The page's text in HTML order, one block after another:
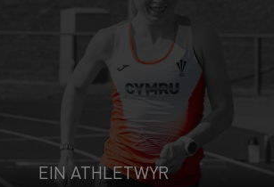
EIN ATHLETWYR